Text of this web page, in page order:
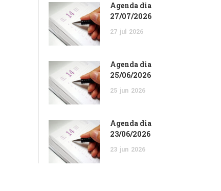
Agenda dia
27/07/2026
27 jul 2026
Agenda dia
25/06/2026
25 jun 2026
Agenda dia
23/06/2026
23 jun 2026